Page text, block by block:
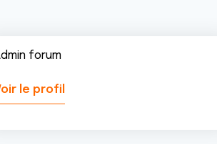
forum
le profil